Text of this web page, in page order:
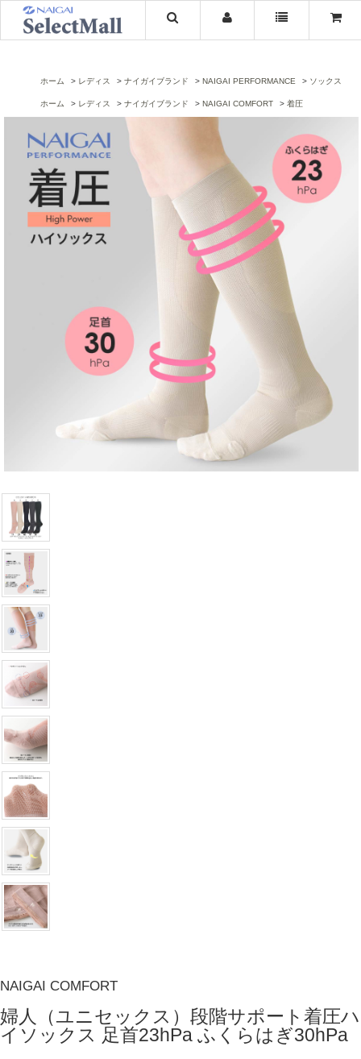
ホーム レディス ナイガイブランド NAIGAI PERFORMANCE ソックス
ホーム レディス ナイガイブランド NAIGAI COMFORT 着圧
NAIGAI COMFORT
婦人（ユニセックス）段階サポート着圧ハ
イソックス 足首23hPa ふくらはぎ30hPa